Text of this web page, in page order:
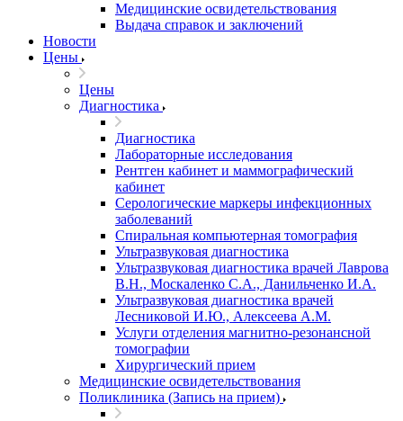
Медицинские освидетельствования
Выдача справок и заключений
Новости
Цены
Цены
Диагностика
Диагностика
Лабораторные исследования
Рентген кабинет и маммографический
кабинет
Серологические маркеры инфекционных
заболеваний
Спиральная компьютерная томография
Ультразвуковая диагностика
Ультразвуковая диагностика врачей Лаврова
В.Н., Москаленко С.А., Данильченко И.А.
Ультразвуковая диагностика врачей
Лесниковой И.Ю., Алексеева А.М.
Услуги отделения магнитно-резонансной
томографии
Хирургический прием
Медицинские освидетельствования
Поликлиника (Запись на прием)